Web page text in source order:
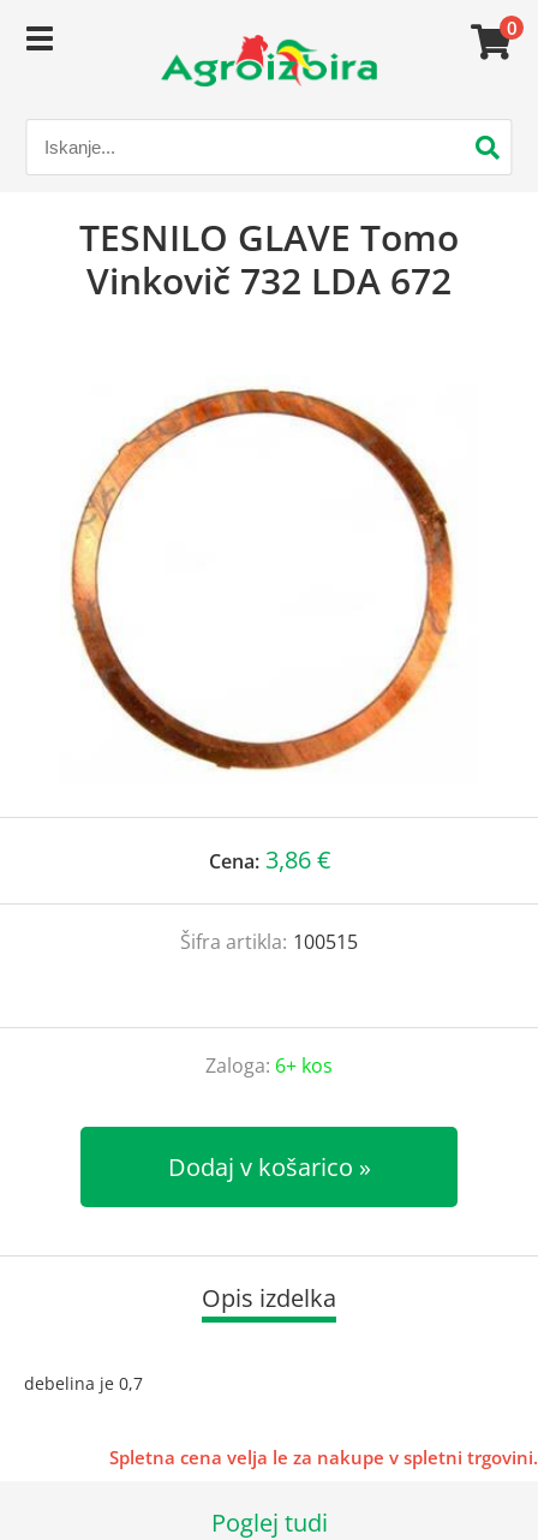
0
TESNILO GLAVE Tomo
Vinkovič 732 LDA 672
Cena: 3,86 €
Šifra artikla: 100515
Zaloga: 6+ kos
Dodaj v košarico
Opis izdelka
debelina je 0,7
Spletna cena velja le za nakupe v spletni trgovini.
Poglej tudi